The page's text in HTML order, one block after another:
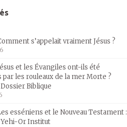
s’appelait vraiment Jésus ?
et les Évangiles ont-ils été
par les rouleaux de la mer Morte ?
Biblique
esséniens et le Nouveau Testament :
Or Institut